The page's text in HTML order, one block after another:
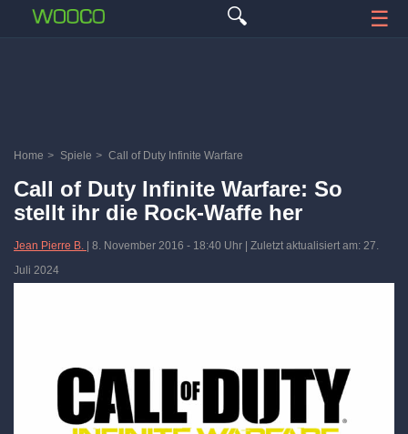
🔍 ☰
Home > Spiele > Call of Duty Infinite Warfare
Call of Duty Infinite Warfare: So
stellt ihr die Rock-Waffe her
Jean Pierre B. 8. November 2016 - 18:40 Uhr | Zuletzt aktualisiert am: 27.
Juli 2024